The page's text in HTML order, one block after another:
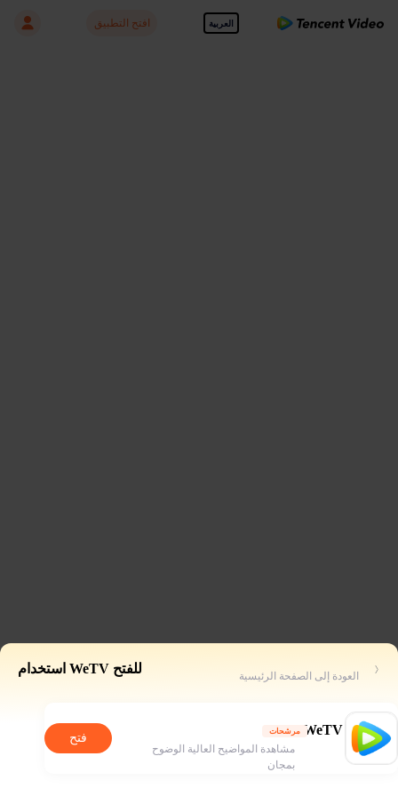
العربية افتح التطبيق
للفتح WeTV استخدام العودة إلى الصفحة الرئيسية
WeTV مرشحات
مشاهدة المواضيح العالية الوضوح
بمجان
فتح